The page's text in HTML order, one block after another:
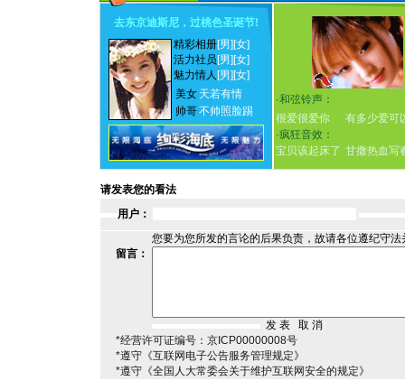
去东京迪斯尼，过桃色圣诞节!
精彩相册[男] [女]
活力社员 [男] [女]
魅力情人 [男] [女]
美女 天若有情
帅哥不帅照脸踢
·和弦铃声：
很爱很爱你
有多少爱可
·疯狂音效：
宝贝该起床了 甘撒热血写
请发表您的看法
用户：
您要为您所发的言论的后果负责，故请各位遵纪守
留言：
*经营许可证编号：京ICP00000008号
*遵守《互联网电子公告服务管理规定》
*遵守《全国人大常委会关于维护互联网安全的规定》